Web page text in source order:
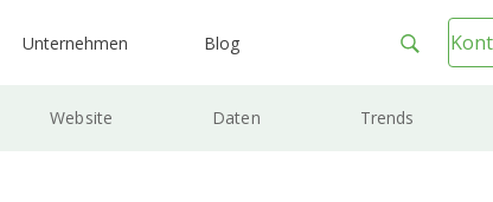
Unternehmen Blog
Website Daten Trends